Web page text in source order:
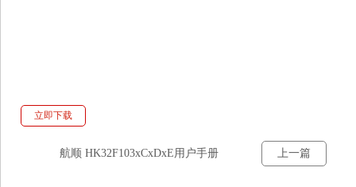
立即下载
航顺 HK32F103xCxDxE用户手册 上一篇